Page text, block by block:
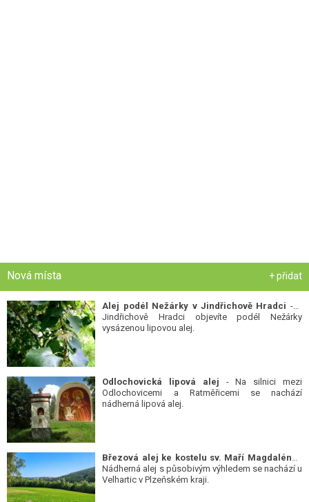
Nová místa + přidat
Alej podél Nežárky v Jindřichově Hradci - V
Jindřichově Hradci objevíte podél Nežárky
vysázenou lipovou alej.
Odlochovická lipová alej - Na silnici mezi
Odlochovicemi a Ratměřicemi se nachází
nádherná lipová alej.
Březová alej ke kostelu sv. Maří Magdalény-
Nádherná alej s působivým výhledem se nachází u
Velhartic v Plzeňském kraji.